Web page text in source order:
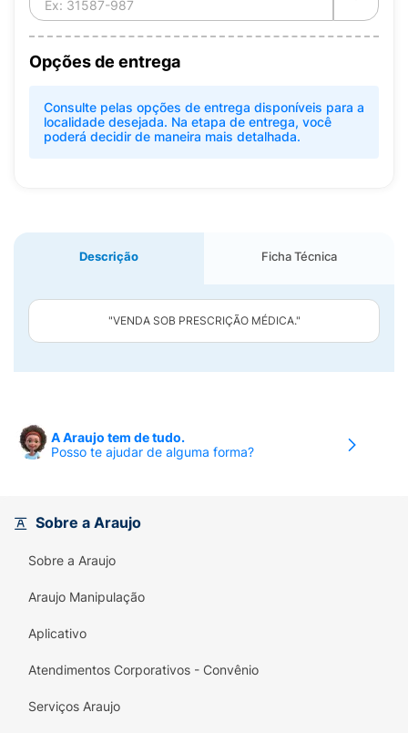
Opções de entrega
Consulte pelas opções de entrega disponíveis para a
localidade desejada. Na etapa de entrega, você
poderá decidir de maneira mais detalhada.
Descrição Ficha Técnica
"VENDA SOB PRESCRIÇÃO MÉDICA."
A Araujo tem de tudo.
Posso te ajudar de alguma forma?
Sobre a Araujo
Sobre a Araujo
Araujo Manipulação
Aplicativo
Atendimentos Corporativos - Convênio
Serviços Araujo